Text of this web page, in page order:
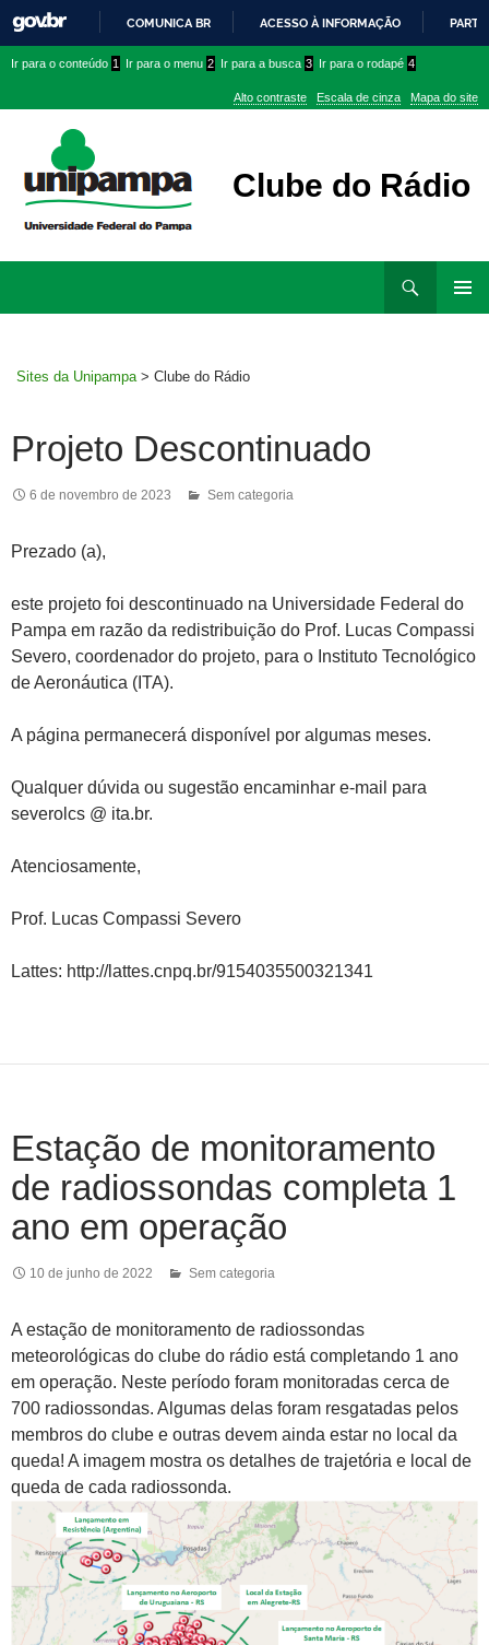
PARA
CONTEÚDO
COMUNICA BR ACESSO À INFORMAÇÃO
conteúdo
menu
superior
menu
Ir para o conteúdo 1 Ir para o menu 2 Ir para a busca 3 Ir para o rodapé 4
Alto contraste Escala de cinza Mapa do site
Clube do Rádio
Sites da Unipampa > Clube do Rádio
Projeto Descontinuado
6 de novembro de 2023 Sem categoria
Prezado (a),
este projeto foi descontinuado na Universidade Federal do
Pampa em razão da redistribuição do Prof. Lucas Compassi
Severo, coordenador do projeto, para o Instituto Tecnológico
de Aeronáutica (ITA).
A página permanecerá disponível por algumas meses.
Qualquer dúvida ou sugestão encaminhar e-mail para
severolcs @ ita.br.
Atenciosamente,
Prof. Lucas Compassi Severo
Lattes: http://lattes.cnpq.br/9154035500321341
Estação de monitoramento
de radiossondas completa 1
ano em operação
10 de junho de 2022 Sem categoria
A estação de monitoramento de radiossondas
meteorológicas do clube do rádio está completando 1 ano
em operação. Neste período foram monitoradas cerca de
700 radiossondas. Algumas delas foram resgatadas pelos
membros do clube e outras devem ainda estar no local da
queda! A imagem mostra os detalhes de trajetória e local de
queda de cada radiossonda.